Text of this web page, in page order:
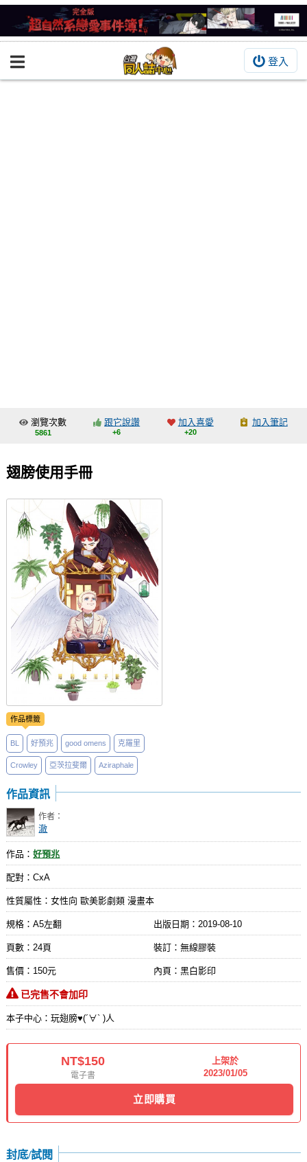
登入
BOOKY書集倉庫
交流中心
會員功能選單
會員中心
註冊會員
登入
瀏覽次數
5861
跟它說讚
+6
加入喜愛
+20
加入筆記
翅膀使用手冊
作品標籤
BL 好預兆 good omens 克羅里
Crowley 亞茨拉斐爾 Aziraphale
作品資訊
作者：
澈
作品：好預兆
配對：CxA
性質屬性：女性向 歐美影劇類 漫畫本
規格：A5左翻 出版日期： 2019-08-10
頁數：24頁 裝訂：無線膠裝
售價：150元 內頁：黑白影印
已完售不會加印
本子中心：玩翅膀♥(´∀` )人
NT$150
電子書
上架於
2023/01/05
立即購買
封底/試閱